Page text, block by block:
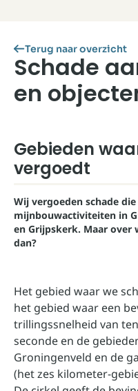
Terug naar overzicht
Schade
en
Gebieden
vergoedt
Wij vergoeden schade
mijnbouwactiviteiten in
en Grijpskerk. Maar over
dan?
Het gebied waar we
het gebied waar een
trillingssnelheid van
seconde en de
Groningenveld en de
(het zes kilometer-